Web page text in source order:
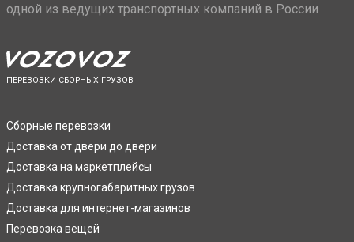
одной из ведущих транспортных компаний в России
ПЕРЕВОЗКИ СБОРНЫХ ГРУЗОВ
Сборные перевозки
Доставка от двери до двери
Доставка на маркетплейсы
Доставка крупногабаритных грузов
Доставка для интернет-магазинов
Перевозка вещей